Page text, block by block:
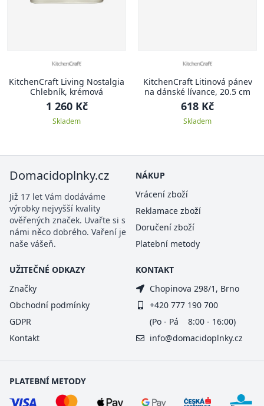
KitchenCraft Living Nostalgia
Chlebník, krémová
1 260 Kč
Skladem
KitchenCraft Litinová pánev
na dánské lívance, 20.5 cm
618 Kč
Skladem
Domacidoplnky.cz
Již 17 let Vám dodáváme
výrobky nejvyšší kvality
ověřených značek. Uvařte si s
námi něco dobrého. Vaření je
naše vášeň.
NÁKUP
Vrácení zboží
Reklamace zboží
Doručení zboží
Platební metody
UŽITEČNÉ ODKAZY
Značky
Obchodní podmínky
GDPR
Kontakt
KONTAKT
Chopinova 298/1, Brno
+420 777 190 700
(Po - Pá 8:00 - 16:00)
info@domacidoplnky.cz
PLATEBNÍ METODY